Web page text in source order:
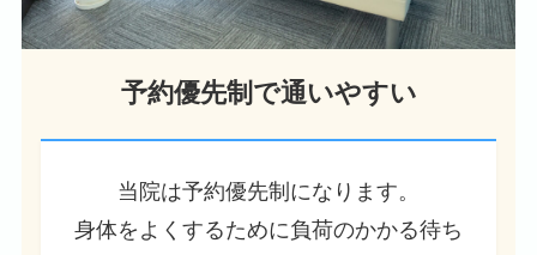
予約優先制で通いやすい
当院は予約優先制になります。
身体をよくするために負荷のかかる待ち